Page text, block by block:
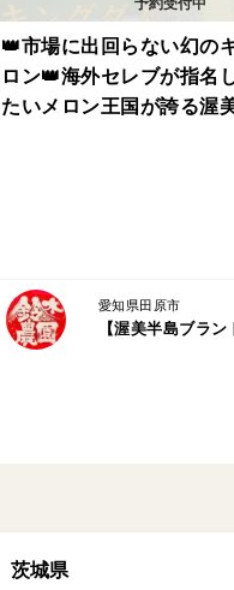
茨城県
👑市場に出回らない幻の
ロン👑海外セレブが指名
たいメロン王国が誇る渥
愛知県田原市
【渥美半島ブラ